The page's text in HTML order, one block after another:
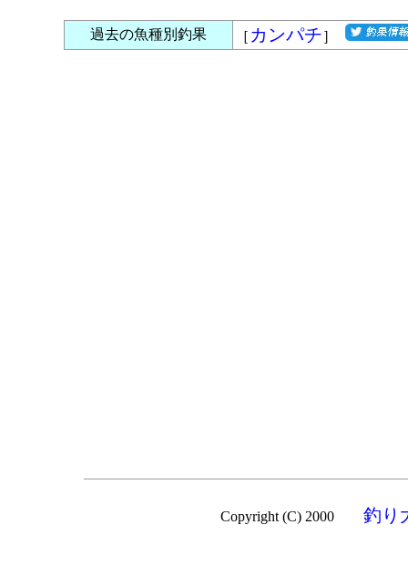
過去の魚種別釣果 ［ カンパチ］
Copyright (C) 2000 釣り